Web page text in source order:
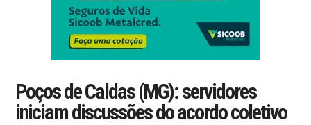
Poços de Caldas (MG): servidores
iniciam discussões do acordo coletivo